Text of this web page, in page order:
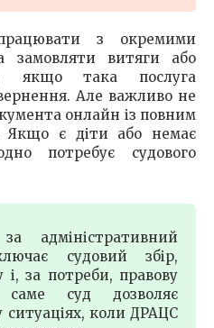
з окремими
замовляти витяги або
якщо така послуга
Але важливо не
онлайн із повним
Якщо є діти або немає
потребує судового
адміністративний
судовий збір,
і, за потреби, правову
суд дозволяє
коли ДРАЦС